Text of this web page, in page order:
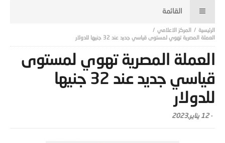
المركز الاعلامي
العملة المصرية تهوي لمستوى قياسي جديد عند 32 جنيها للدولار
العملة المصرية تهوي لمستوى
قياسي جديد عند 32 جنيها
للدولار
-12 يناير,2023